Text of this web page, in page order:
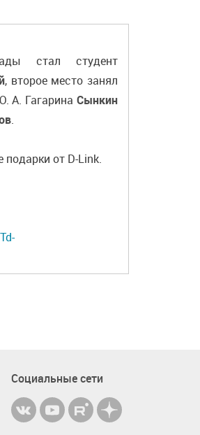
стал студент
, второе место занял
А. Гагарина Сынкин
.
от D-Link.
Социальные сети